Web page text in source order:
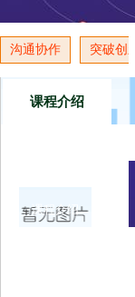
沟通协作 突破创新
课程介绍
课程介绍